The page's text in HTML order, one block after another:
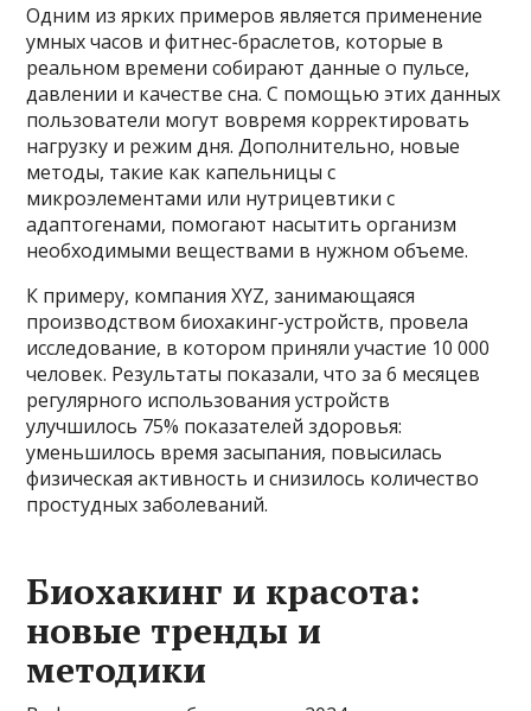
Одним из ярких примеров является применение
умных часов и фитнес-браслетов, которые в
реальном времени собирают данные о пульсе,
давлении и качестве сна. С помощью этих данных
пользователи могут вовремя корректировать
нагрузку и режим дня. Дополнительно, новые
методы, такие как капельницы с
микроэлементами или нутрицевтики с
адаптогенами, помогают насытить организм
необходимыми веществами в нужном объеме.
К примеру, компания XYZ, занимающаяся
производством биохакинг-устройств, провела
исследование, в котором приняли участие 10 000
человек. Результаты показали, что за 6 месяцев
регулярного использования устройств
улучшилось 75% показателей здоровья:
уменьшилось время засыпания, повысилась
физическая активность и снизилось количество
простудных заболеваний.
Биохакинг и красота:
новые тренды и
методики